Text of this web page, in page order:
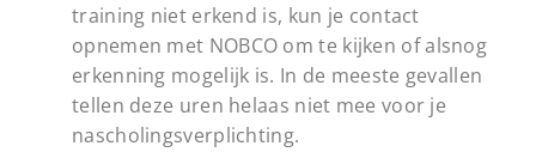
training niet erkend is, kun je contact
opnemen met NOBCO om te kijken of alsnog
erkenning mogelijk is. In de meeste gevallen
tellen deze uren helaas niet mee voor je
nascholingsverplichting.